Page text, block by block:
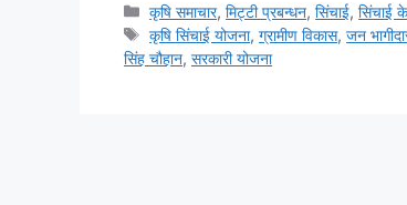
कृषि समाचार,मि‌ट्टी प्रबन्धन,सिंचाई,सिंचाई
कृषि सिंचाई योजना,ग्रामीण विकास,जन
सिंह चौहान, सरकारी योजना